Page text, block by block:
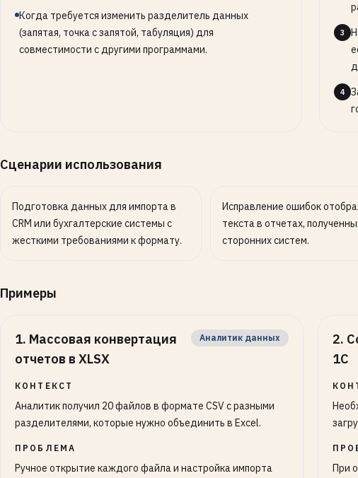
Когда требуется изменить разделитель данных
(запятая, точка с запятой, табуляция) для
совместимости с другими программами.
3
4
Сценарии использования
Подготовка данных для импорта в
CRM или бухгалтерские системы с
жесткими требованиями к формату.
Исправление ошибок
текста в отчетах,
сторонних систем.
Примеры
1. Массовая конвертация
отчетов в XLSX
Аналитик данных
КОНТЕКСТ
Аналитик получил 20 файлов в формате CSV с разными
разделителями, которые нужно объединить в Excel.
ПРОБЛЕМА
Ручное открытие каждого файла и настройка импорта
2.
1С
При